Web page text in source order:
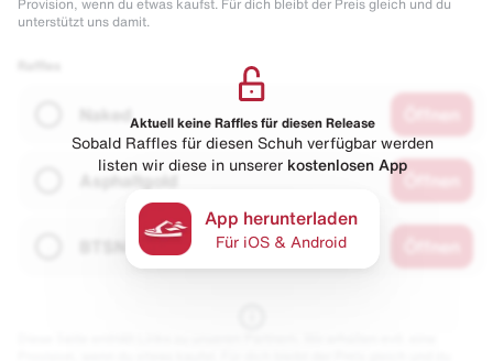
Provision, wenn du etwas kaufst. Für dich bleibt der Preis gleich und du
unterstützt uns damit.
Naked
Asphaltgold
Aktuell keine Raffles für diesen Release
Sobald Raffles für diesen Schuh verfügbar werden
listen wir diese in unserer kostenlosen App
App herunterladen
Für iOS & Android